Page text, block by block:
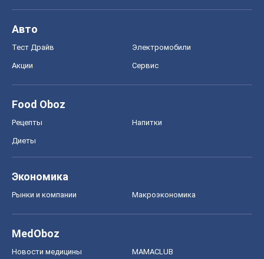
Авто
Тест Драйв Электромобили
Акции Сервис
Food Oboz
Рецепты Напитки
Диеты
Экономика
Рынки и компании Mакроэкономика
MedOboz
Новости медицины MAMACLUB